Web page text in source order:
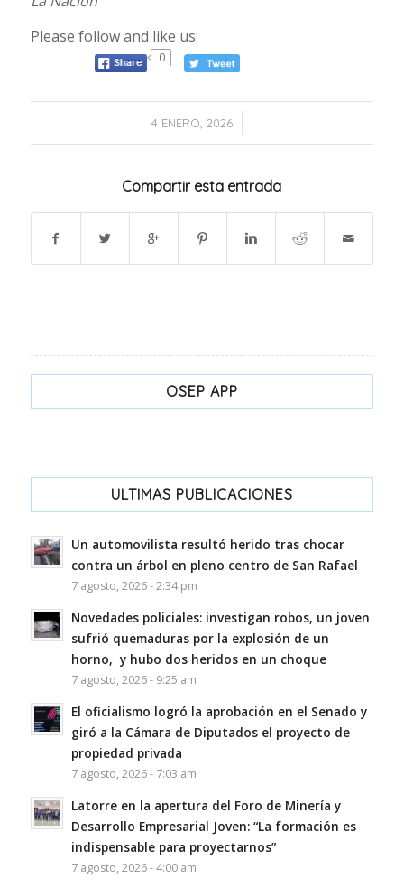
Please follow and like us:
0
4 ENERO, 2026
/
Compartir esta entrada
OSEP APP
ULTIMAS PUBLICACIONES
Un automovilista resultó herido tras chocar
contra un árbol en pleno centro de San Rafael
7 agosto, 2026 - 2:34 pm
Novedades policiales: investigan robos, un joven
sufrió quemaduras por la explosión de un
horno, y hubo dos heridos en un choque
7 agosto, 2026 - 9:25 am
El oficialismo logró la aprobación en el Senado y
giró a la Cámara de Diputados el proyecto de
propiedad privada
7 agosto, 2026 - 7:03 am
Latorre en la apertura del Foro de Minería y
Desarrollo Empresarial Joven: “La formación es
indispensable para proyectarnos”
7 agosto, 2026 - 4:00 am